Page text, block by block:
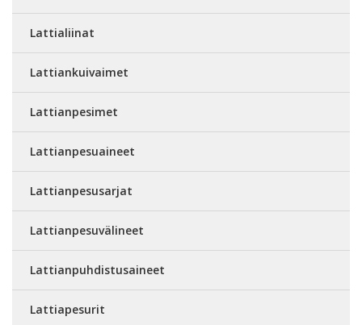
Lattialiinat
Lattiankuivaimet
Lattianpesimet
Lattianpesuaineet
Lattianpesusarjat
Lattianpesuvälineet
Lattianpuhdistusaineet
Lattiapesurit